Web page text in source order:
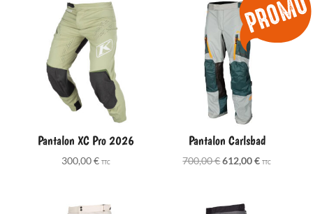
Pantalon XC Pro 2026
300,00€ TTC
Pantalon Carlsbad
700,00€Le
était :
612,00€Le
TTC